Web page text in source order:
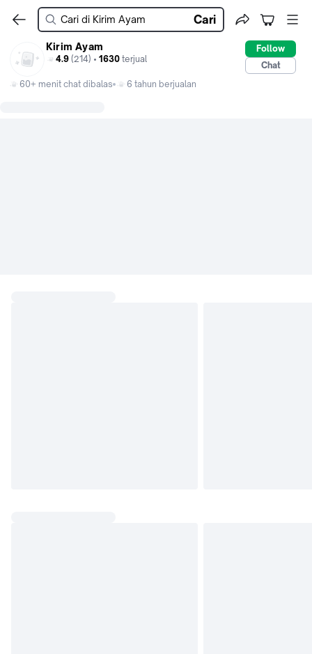
Cari
Kirim Ayam
4.9 (214) • 1630 terjual
Follow
Chat
60+ menit chat dibalas
6 tahun berjualan